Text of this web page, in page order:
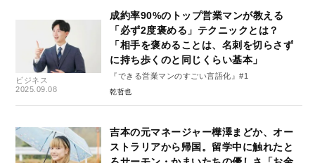
ビジネス
2025.09.08
成約率90%のトップ営業マンが教える
「必ず2度褒める」テクニックとは？
「相手を褒めることは、名刺を切らさず
に持ち歩くのと同じくらい基本」
『できる営業マンのすごい言語化』#1
乾哲也
吉本の元マネージャー樺澤まどか、オー
ストラリアから帰国。留学中に触れたと